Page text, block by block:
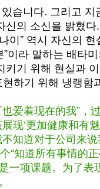
습니다. 그리고
의 소신을 밝혔
이” 역시 자신의
이라 말하는 배타
기 위해 현실과
하기 위해 냉랭
爱着现在的我”
现‘更加健康和
知道对于公司来
“知道所有事情的
一项课题。为了